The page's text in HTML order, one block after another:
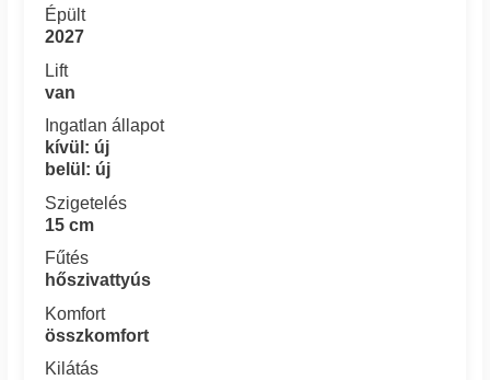
Épült
2027
Lift
van
Ingatlan állapot
kívül: új
belül: új
Szigetelés
15 cm
Fűtés
hőszivattyús
Komfort
összkomfort
Kilátás